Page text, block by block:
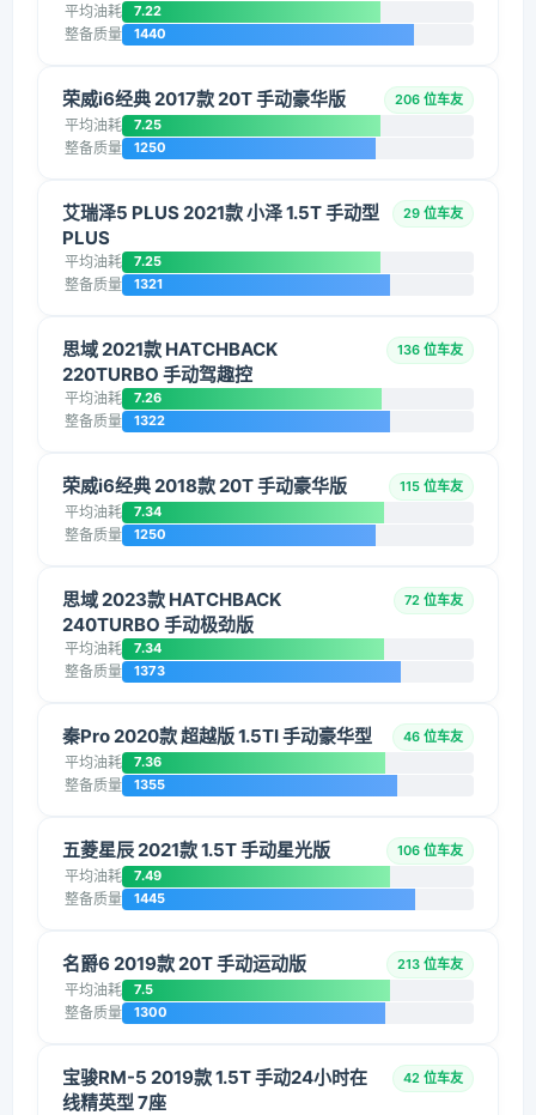
平均油耗 7.22
整备质量 1440
荣威i6经典 2017款 20T 手动豪华版 206 位车友
平均油耗 7.25
整备质量 1250
艾瑞泽5 PLUS 2021款 小泽 1.5T 手动型
PLUS
29 位车友
平均油耗 7.25
整备质量 1321
思域 2021款 HATCHBACK
220TURBO 手动驾趣控
136 位车友
平均油耗 7.26
整备质量 1322
荣威i6经典 2018款 20T 手动豪华版 115 位车友
平均油耗 7.34
整备质量 1250
思域 2023款 HATCHBACK
240TURBO 手动极劲版
72 位车友
平均油耗 7.34
整备质量 1373
秦Pro 2020款 超越版 1.5TI 手动豪华型 46 位车友
平均油耗 7.36
整备质量 1355
五菱星辰 2021款 1.5T 手动星光版 106 位车友
平均油耗 7.49
整备质量 1445
名爵6 2019款 20T 手动运动版 213 位车友
平均油耗 7.5
整备质量 1300
宝骏RM-5 2019款 1.5T 手动24小时在
线精英型 7座
42 位车友